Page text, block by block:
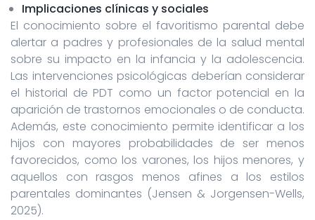
Implicaciones clínicas y sociales
El conocimiento sobre el favoritismo parental debe
alertar a padres y profesionales de la salud mental
sobre su impacto en la infancia y la adolescencia.
Las intervenciones psicológicas deberían considerar
el historial de PDT como un factor potencial en la
aparición de trastornos emocionales o de conducta.
Además, este conocimiento permite identificar a los
hijos con mayores probabilidades de ser menos
favorecidos, como los varones, los hijos menores, y
aquellos con rasgos menos afines a los estilos
parentales dominantes (Jensen & Jorgensen-Wells,
2025).